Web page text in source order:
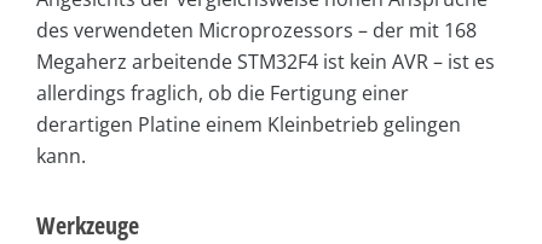
des verwendeten Microprozessors – der mit 168
Megaherz arbeitende STM32F4 ist kein AVR – ist es
allerdings fraglich, ob die Fertigung einer
derartigen Platine einem Kleinbetrieb gelingen
kann.
Werkzeuge